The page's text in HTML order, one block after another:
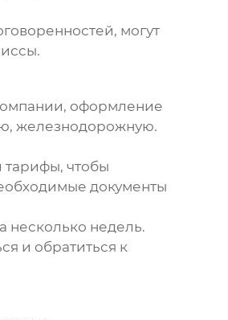
могут
оформление
железнодорожную.
тарифы, чтобы
документы
несколько недель.
и обратиться к